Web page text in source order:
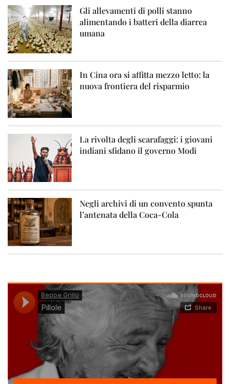
Gli allevamenti di polli stanno
alimentando i batteri della diarrea
umana
In Cina ora si affitta mezzo letto: la
nuova frontiera del risparmio
La rivolta degli scarafaggi: i giovani
indiani sfidano il governo Modi
Negli archivi di un convento spunta
l’antenata della Coca-Cola